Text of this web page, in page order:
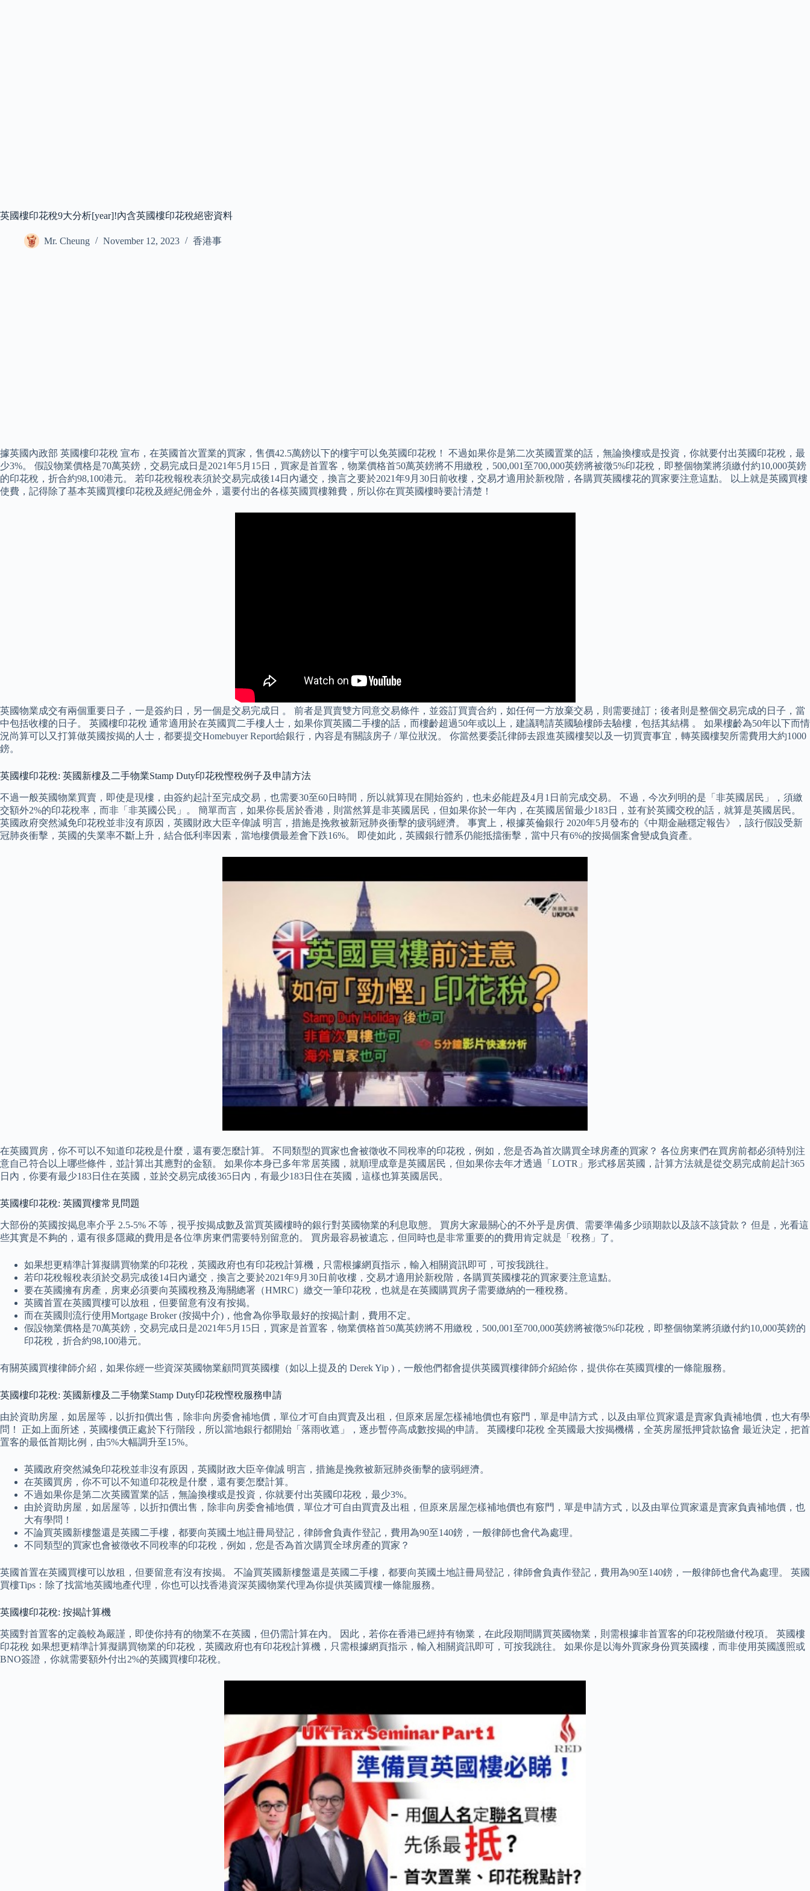
英國樓印花稅9大分析[year]!內含英國樓印花稅絕密資料
Mr. Cheung November 12, 2023 香港事
據英國內政部 英國樓印花稅 宣布，在英國首次置業的買家，售價42.5萬鎊以下的樓宇可以免英國印花稅！ 不過如果你是第二次英國置業的話，無論換樓或是投資，你就要付出英國印花稅，最
少3%。 假設物業價格是70萬英鎊，交易完成日是2021年5月15日，買家是首置客，物業價格首50萬英鎊將不用繳稅，500,001至700,000英鎊將被徵5%印花稅，即整個物業將須繳付約10,000英鎊
的印花稅，折合約98,100港元。 若印花稅報稅表須於交易完成後14日內遞交，換言之要於2021年9月30日前收樓，交易才適用於新稅階，各購買英國樓花的買家要注意這點。 以上就是英國買樓
使費，記得除了基本英國買樓印花稅及經紀佣金外，還要付出的各樣英國買樓雜費，所以你在買英國樓時要計清楚！
英國物業成交有兩個重要日子，一是簽約日，另一個是交易完成日 。 前者是買賣雙方同意交易條件，並簽訂買賣合約，如任何一方放棄交易，則需要撻訂；後者則是整個交易完成的日子，當
中包括收樓的日子。 英國樓印花稅 通常適用於在英國買二手樓人士，如果你買英國二手樓的話，而樓齡超過50年或以上，建議聘請英國驗樓師去驗樓，包括其結構 。 如果樓齡為50年以下而情
況尚算可以又打算做英國按揭的人士，都要提交Homebuyer Report給銀行，內容是有關該房子 / 單位狀況。 你當然要委託律師去跟進英國樓契以及一切買賣事宜，轉英國樓契所需費用大約1000
鎊。
英國樓印花稅: 英國新樓及二手物業Stamp Duty印花稅慳稅例子及申請方法
不過一般英國物業買賣，即使是現樓，由簽約起計至完成交易，也需要30至60日時間，所以就算現在開始簽約，也未必能趕及4月1日前完成交易。 不過，今次列明的是「非英國居民」，須繳
交額外2%的印花稅率，而非「非英國公民」。 簡單而言，如果你長居於香港，則當然算是非英國居民，但如果你於一年內，在英國居留最少183日，並有於英國交稅的話，就算是英國居民。
英國政府突然減免印花稅並非沒有原因，英國財政大臣辛偉誠 明言，措施是挽救被新冠肺炎衝擊的疲弱經濟。 事實上，根據英倫銀行 2020年5月發布的《中期金融穩定報告》，該行假設受新
冠肺炎衝擊，英國的失業率不斷上升，結合低利率因素，當地樓價最差會下跌16%。 即使如此，英國銀行體系仍能抵擋衝擊，當中只有6%的按揭個案會變成負資產。
在英國買房，你不可以不知道印花稅是什麼，還有要怎麼計算。 不同類型的買家也會被徵收不同稅率的印花稅，例如，您是否為首次購買全球房產的買家？ 各位房東們在買房前都必須特別注
意自己符合以上哪些條件，並計算出其應對的金額。 如果你本身已多年常居英國，就順理成章是英國居民，但如果你去年才透過「LOTR」形式移居英國，計算方法就是從交易完成前起計365
日內，你要有最少183日住在英國，並於交易完成後365日內，有最少183日住在英國，這樣也算英國居民。
英國樓印花稅: 英國買樓常見問題
大部份的英國按揭息率介乎 2.5-5% 不等，視乎按揭成數及當買英國樓時的銀行對英國物業的利息取態。 買房大家最關心的不外乎是房價、需要準備多少頭期款以及該不該貸款？ 但是，光看這
些其實是不夠的，還有很多隱藏的費用是各位準房東們需要特別留意的。 買房最容易被遺忘，但同時也是非常重要的的費用肯定就是「稅務」了。
如果想更精準計算擬購買物業的印花稅，英國政府也有印花稅計算機，只需根據網頁指示，輸入相關資訊即可，可按我跳往。
若印花稅報稅表須於交易完成後14日內遞交，換言之要於2021年9月30日前收樓，交易才適用於新稅階，各購買英國樓花的買家要注意這點。
要在英國擁有房產，房東必須要向英國稅務及海關總署（HMRC）繳交一筆印花稅，也就是在英國購買房子需要繳納的一種稅務。
英國首置在英國買樓可以放租，但要留意有沒有按揭。
而在英國則流行使用Mortgage Broker (按揭中介)，他會為你爭取最好的按揭計劃，費用不定。
假設物業價格是70萬英鎊，交易完成日是2021年5月15日，買家是首置客，物業價格首50萬英鎊將不用繳稅，500,001至700,000英鎊將被徵5%印花稅，即整個物業將須繳付約10,000英鎊的
印花稅，折合約98,100港元。
有關英國買樓律師介紹，如果你經一些資深英國物業顧問買英國樓（如以上提及的 Derek Yip )，一般他們都會提供英國買樓律師介紹給你，提供你在英國買樓的一條龍服務。
英國樓印花稅: 英國新樓及二手物業Stamp Duty印花稅慳稅服務申請
由於資助房屋，如居屋等，以折扣價出售，除非向房委會補地價，單位才可自由買賣及出租，但原來居屋怎樣補地價也有竅門，單是申請方式，以及由單位買家還是賣家負責補地價，也大有學
問！ 正如上面所述，英國樓價正處於下行階段，所以當地銀行都開始「落雨收遮」，逐步暫停高成數按揭的申請。 英國樓印花稅 全英國最大按揭機構，全英房屋抵押貸款協會 最近決定，把首
置客的最低首期比例，由5%大幅調升至15%。
英國政府突然減免印花稅並非沒有原因，英國財政大臣辛偉誠 明言，措施是挽救被新冠肺炎衝擊的疲弱經濟。
在英國買房，你不可以不知道印花稅是什麼，還有要怎麼計算。
不過如果你是第二次英國置業的話，無論換樓或是投資，你就要付出英國印花稅，最少3%。
由於資助房屋，如居屋等，以折扣價出售，除非向房委會補地價，單位才可自由買賣及出租，但原來居屋怎樣補地價也有竅門，單是申請方式，以及由單位買家還是賣家負責補地價，也
大有學問！
不論買英國新樓盤還是英國二手樓，都要向英國土地註冊局登記，律師會負責作登記，費用為90至140鎊，一般律師也會代為處理。
不同類型的買家也會被徵收不同稅率的印花稅，例如，您是否為首次購買全球房產的買家？
英國首置在英國買樓可以放租，但要留意有沒有按揭。 不論買英國新樓盤還是英國二手樓，都要向英國土地註冊局登記，律師會負責作登記，費用為90至140鎊，一般律師也會代為處理。 英國
買樓Tips：除了找當地英國地產代理，你也可以找香港資深英國物業代理為你提供英國買樓一條龍服務。
英國樓印花稅: 按揭計算機
英國對首置客的定義較為嚴謹，即使你持有的物業不在英國，但仍需計算在內。 因此，若你在香港已經持有物業，在此段期間購買英國物業，則需根據非首置客的印花稅階繳付稅項。 英國樓
印花稅 如果想更精準計算擬購買物業的印花稅，英國政府也有印花稅計算機，只需根據網頁指示，輸入相關資訊即可，可按我跳往。 如果你是以海外買家身份買英國樓，而非使用英國護照或
BNO簽證，你就需要額外付出2%的英國買樓印花稅。